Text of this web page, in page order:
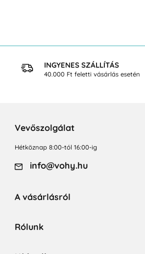
INGYENES SZÁLLÍTÁS
40.000 Ft feletti vásárlás esetén
Vevőszolgálat
Hétköznap 8:00-tól 16:00-ig
info@vohy.hu
A vásárlásról
Rólunk